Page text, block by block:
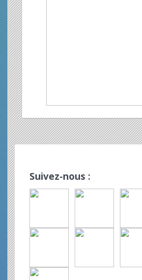
Suivez-nous :